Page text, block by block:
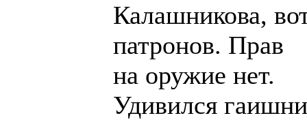
Калашникова,
патронов. Прав
на оружие нет.
Удивился